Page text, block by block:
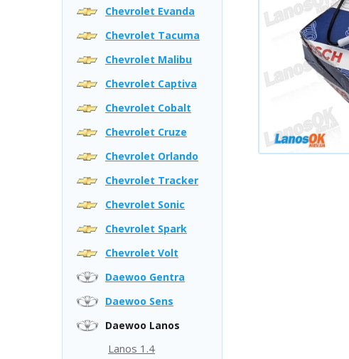
Chevrolet Evanda
Chevrolet Tacuma
Chevrolet Malibu
Chevrolet Captiva
Chevrolet Cobalt
Chevrolet Cruze
Chevrolet Orlando
Chevrolet Tracker
Chevrolet Sonic
Chevrolet Spark
Chevrolet Volt
Daewoo Gentra
Daewoo Sens
Daewoo Lanos
Lanos 1.4